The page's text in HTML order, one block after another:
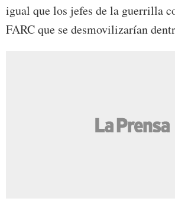
igual que los jefes de la guerrilla
FARC que se desmovilizarían